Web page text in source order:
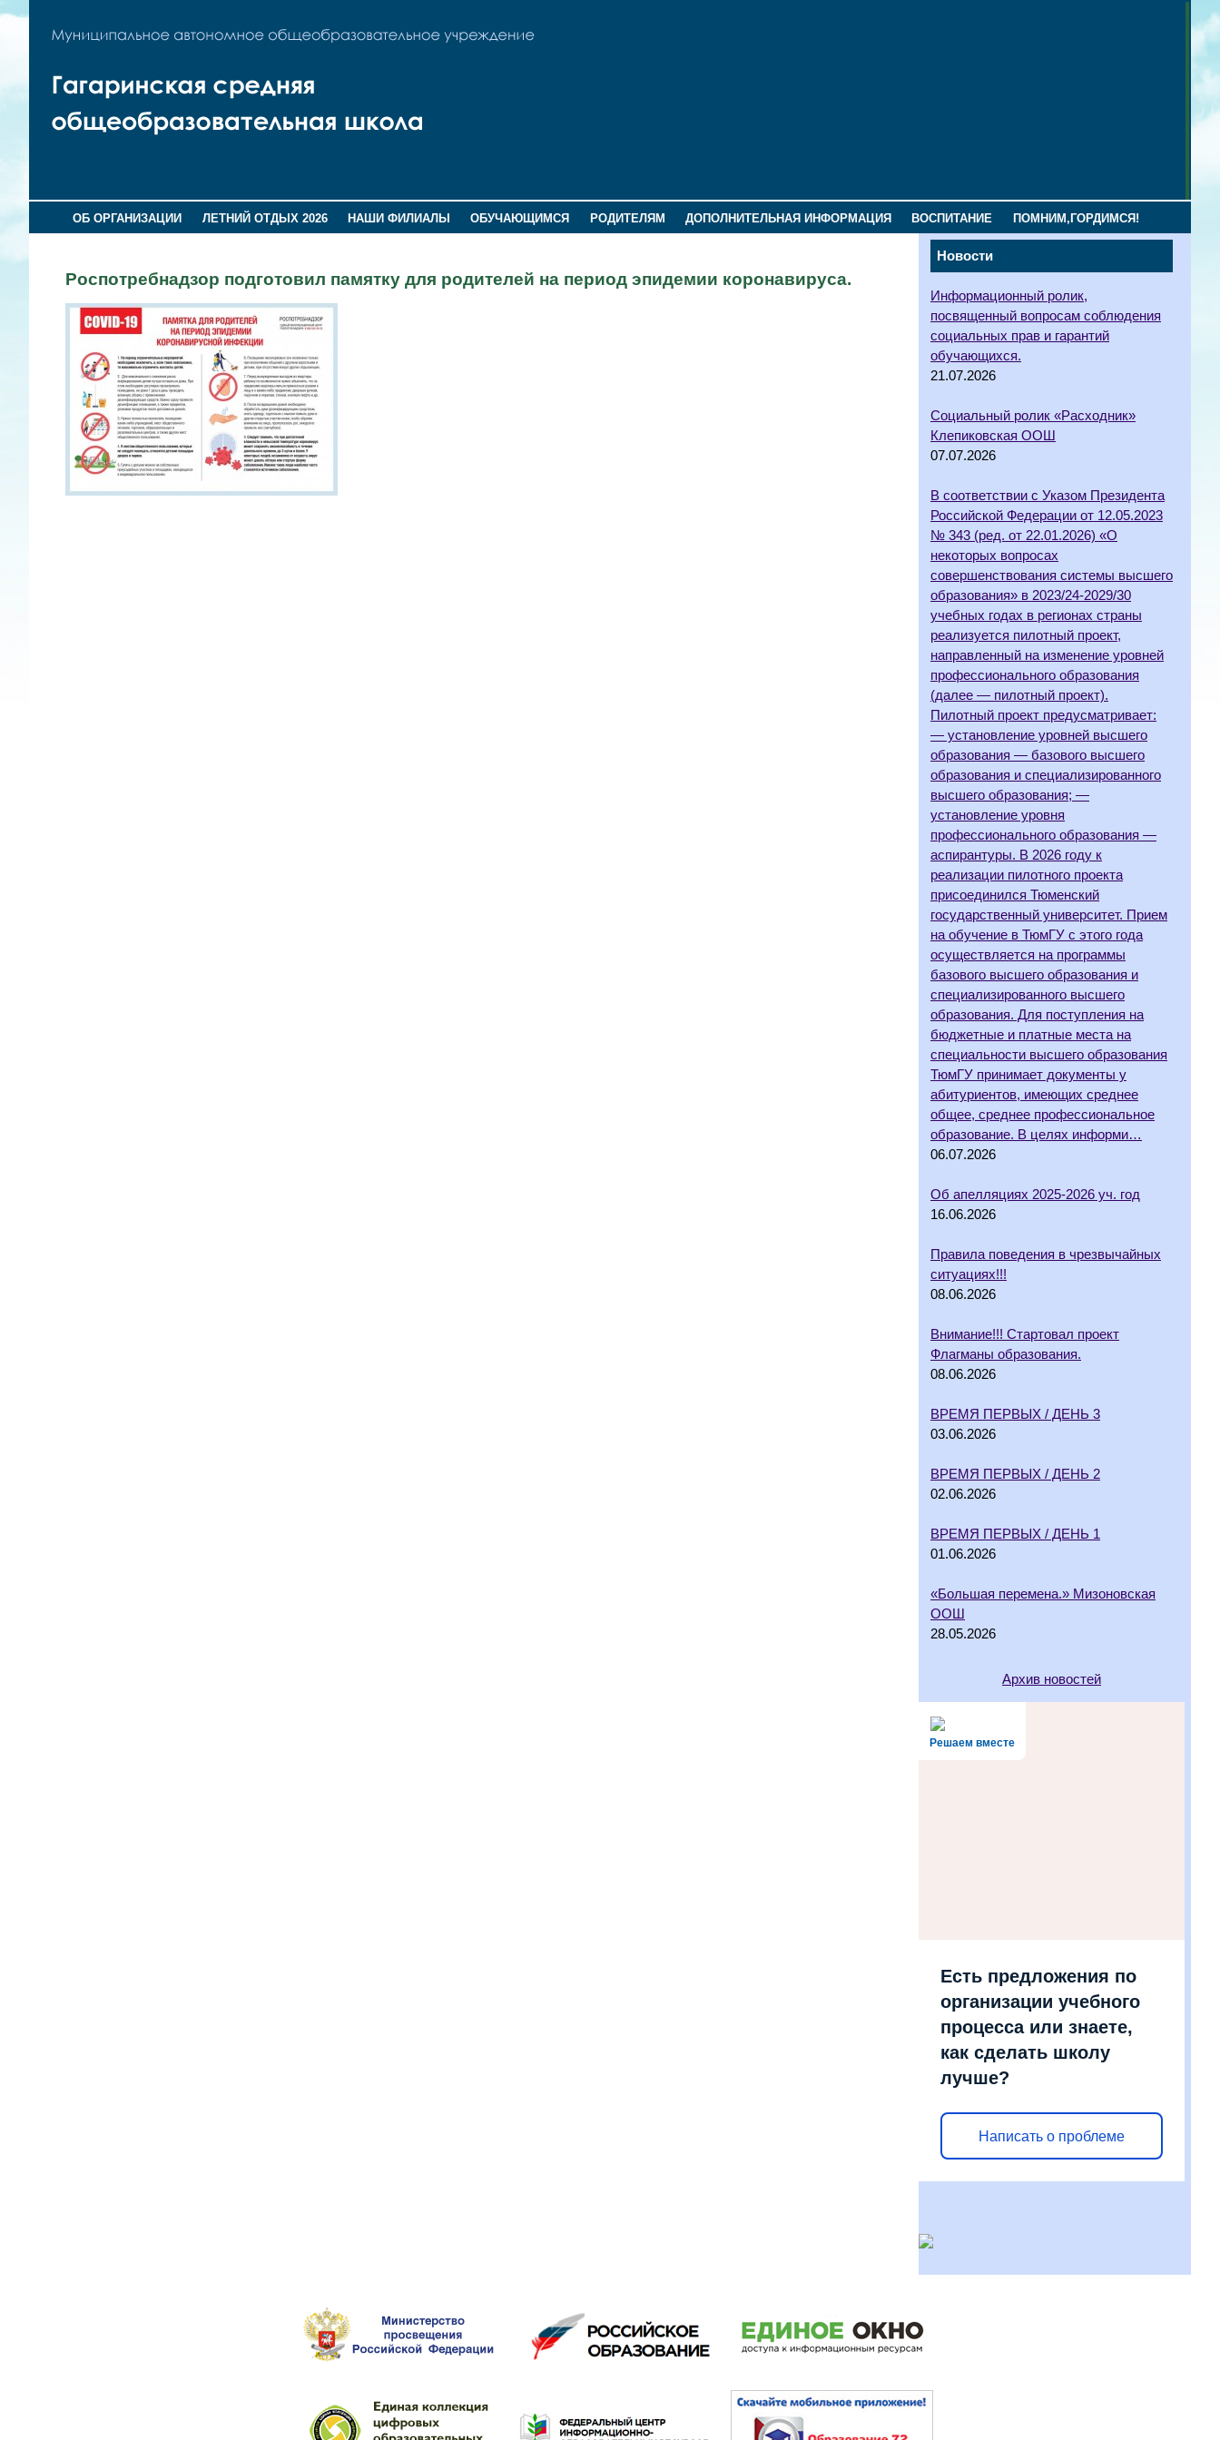
ОБ ОРГАНИЗАЦИИ ЛЕТНИЙ ОТДЫХ 2026 НАШИ ФИЛИАЛЫ ОБУЧАЮЩИМСЯ РОДИТЕЛЯМ ДОПОЛНИТЕЛЬНАЯ ИНФОРМАЦИЯ ВОСПИТАНИЕ ПОМНИМ,ГОРДИМСЯ!
Новости
Информационный ролик,
посвященный вопросам соблюдения
социальных прав и гарантий
обучающихся.
21.07.2026
Социальный ролик «Расходник»
Клепиковская ООШ
07.07.2026
В соответствии с Указом Президента
Российской Федерации от 12.05.2023
№ 343 (ред. от 22.01.2026) «О
некоторых вопросах
совершенствования системы высшего
образования» в 2023/24-2029/30
учебных годах в регионах страны
реализуется пилотный проект,
направленный на изменение уровней
профессионального образования
(далее — пилотный проект).
Пилотный проект предусматривает:
— установление уровней высшего
образования — базового высшего
образования и специализированного
высшего образования; —
установление уровня
профессионального образования —
аспирантуры. В 2026 году к
реализации пилотного проекта
присоединился Тюменский
государственный университет. Прием
на обучение в ТюмГУ с этого года
осуществляется на программы
базового высшего образования и
специализированного высшего
образования. Для поступления на
бюджетные и платные места на
специальности высшего образования
ТюмГУ принимает документы у
абитуриентов, имеющих среднее
общее, среднее профессиональное
образование. В целях информи…
06.07.2026
Об апелляциях 2025-2026 уч. год
16.06.2026
Правила поведения в чрезвычайных
ситуациях!!!
08.06.2026
Внимание!!! Стартовал проект
Флагманы образования.
08.06.2026
ВРЕМЯ ПЕРВЫХ / ДЕНЬ 3
03.06.2026
ВРЕМЯ ПЕРВЫХ / ДЕНЬ 2
02.06.2026
ВРЕМЯ ПЕРВЫХ / ДЕНЬ 1
01.06.2026
«Большая перемена.» Мизоновская
ООШ
28.05.2026
Архив новостей
Решаем вместе
Есть предложения по
организации учебного
процесса или знаете,
как сделать школу
лучше?
Написать о проблеме
Роспотребнадзор подготовил памятку для родителей на период эпидемии коронавируса.